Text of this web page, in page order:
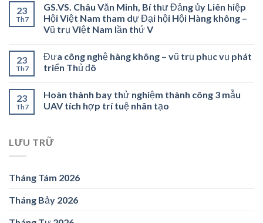
23
Th7
GS.VS. Châu Văn Minh, Bí thư Đảng ủy Liên hiệp
Hội Việt Nam tham dự Đại hội Hội Hàng không –
Vũ trụ Việt Nam lần thứ V
23
Th7
Đưa công nghệ hàng không – vũ trụ phục vụ phát
triển Thủ đô
23
Th7
Hoàn thành bay thử nghiệm thành công 3 mẫu
UAV tích hợp trí tuệ nhân tạo
LƯU TRỮ
Tháng Tám 2026
Tháng Bảy 2026